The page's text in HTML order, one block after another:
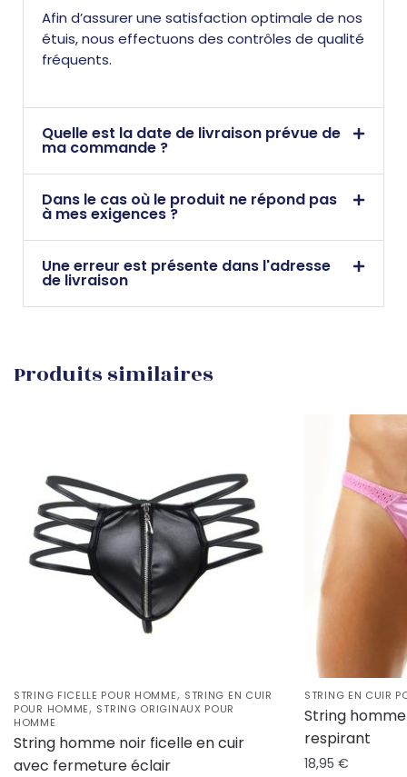
Afin d’assurer une satisfaction optimale de nos
étuis, nous effectuons des contrôles de qualité
fréquents.
Quelle est la date de livraison prévue de
ma commande ?
Dans le cas où le produit ne répond pas
à mes exigences ?
Une erreur est présente dans l'adresse
de livraison
Produits similaires
STRING FICELLE POUR HOMME, STRING EN CUIR
POUR HOMME, STRING ORIGINAUX POUR
HOMME
String homme noir ficelle en cuir
avec fermeture éclair
STRING EN CUIR
String
respirant
18,95 €